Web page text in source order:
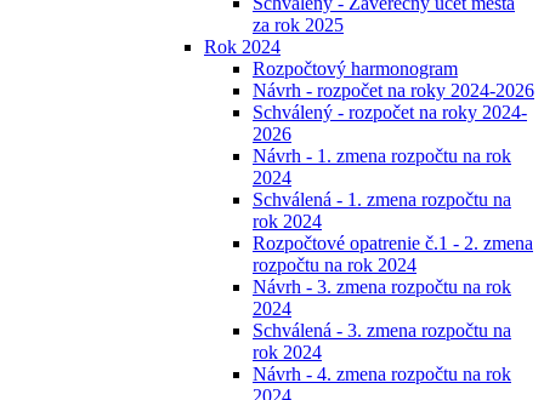
za rok 2025
Rok 2024
Rozpočtový harmonogram
Návrh - rozpočet na roky 2024-2026
Schválený - rozpočet na roky 2024-
2026
Návrh - 1. zmena rozpočtu na rok
2024
Schválená - 1. zmena rozpočtu na
rok 2024
Rozpočtové opatrenie č.1 - 2. zmena
rozpočtu na rok 2024
Návrh - 3. zmena rozpočtu na rok
2024
Schválená - 3. zmena rozpočtu na
rok 2024
Návrh - 4. zmena rozpočtu na rok
2024